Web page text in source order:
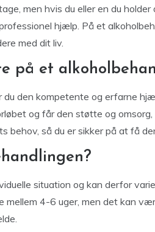
men hvis du eller en du
hjælp. På et
med dit liv.
på et
den kompetente og erfarne
og får den støtte og
behov, så du er sikker på at få
situation og kan derfor
4-6 uger, men det kan